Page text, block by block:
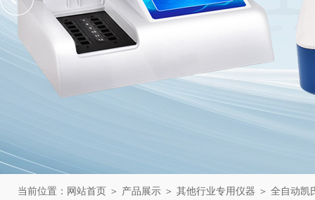
当前位置： 网站首页 ＞ 产品展示 ＞ 其他行业专用仪器 ＞ 全自动凯